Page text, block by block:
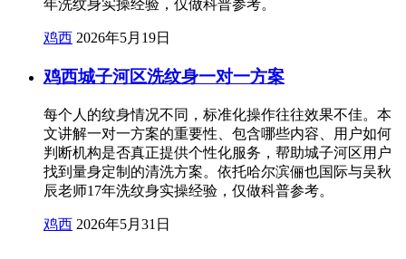
年洗纹身实操经验，仅做科普参考。
鸡西 2026年5月19日
鸡西城子河区洗纹身一对一方案
每个人的纹身情况不同，标准化操作往往效果不佳。本
文讲解一对一方案的重要性、包含哪些内容、用户如何
判断机构是否真正提供个性化服务，帮助城子河区用户
找到量身定制的清洗方案。依托哈尔滨俪也国际与吴秋
辰老师17年洗纹身实操经验，仅做科普参考。
鸡西 2026年5月31日